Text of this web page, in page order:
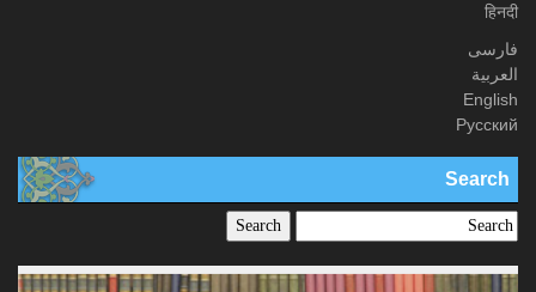
हिनदी
فارسی
العربیة
English
Русский
Search